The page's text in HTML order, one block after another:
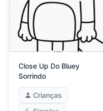
Close Up Do Bluey
Sorrindo
Crianças